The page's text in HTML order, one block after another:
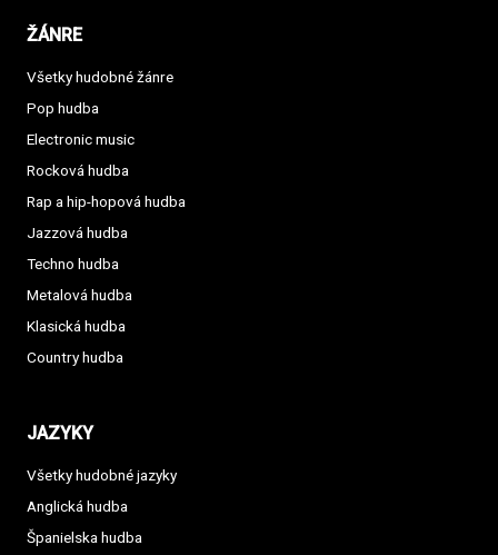
ŽÁNRE
Všetky hudobné žánre
Pop hudba
Electronic music
Rocková hudba
Rap a hip-hopová hudba
Jazzová hudba
Techno hudba
Metalová hudba
Klasická hudba
Country hudba
JAZYKY
Všetky hudobné jazyky
Anglická hudba
Španielska hudba